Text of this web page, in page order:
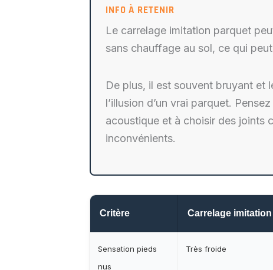
Le carrelage imitation parquet
sans chauffage au sol, ce qui
De plus, il est souvent bruyant et
l’illusion d’un vrai parquet.
acoustique et à choisir des joints
inconvénients.
Critère Carrelage imitation
Sensation pieds
nus
Très froide